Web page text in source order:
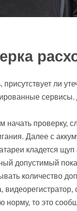
присутствует ли
сервисы.
начать проверку,
Далее с
кладется
допустимый
количество
норму, то это